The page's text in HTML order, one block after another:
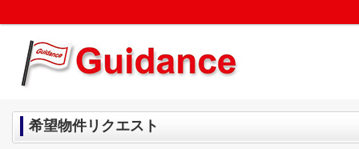
希望物件リクエスト